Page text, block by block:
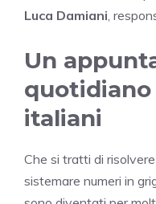
Luca Damiani,
Un
italiani
Che si tratti di
sistemare numeri in